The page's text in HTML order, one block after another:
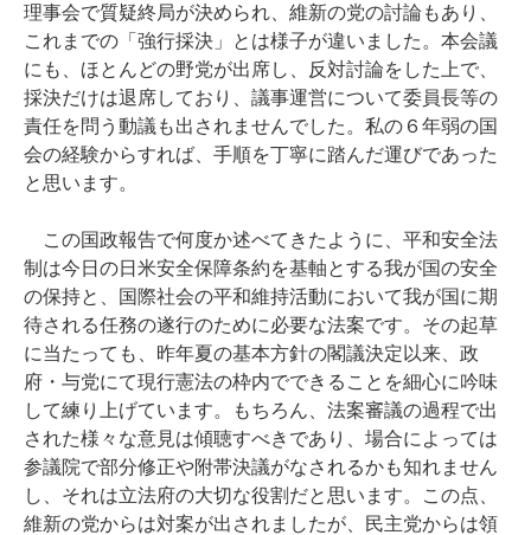
理事会で質疑終局が決められ、維新の党の討論もあり、
これまでの「強行採決」とは様子が違いました。本会議
にも、ほとんどの野党が出席し、反対討論をした上で、
採決だけは退席しており、議事運営について委員長等の
責任を問う動議も出されませんでした。私の６年弱の国
会の経験からすれば、手順を丁寧に踏んだ運びであった
と思います。
この国政報告で何度か述べてきたように、平和安全法
制は今日の日米安全保障条約を基軸とする我が国の安全
の保持と、国際社会の平和維持活動において我が国に期
待される任務の遂行のために必要な法案です。その起草
に当たっても、昨年夏の基本方針の閣議決定以来、政
府・与党にて現行憲法の枠内でできることを細心に吟味
して練り上げています。もちろん、法案審議の過程で出
された様々な意見は傾聴すべきであり、場合によっては
参議院で部分修正や附帯決議がなされるかも知れません
し、それは立法府の大切な役割だと思います。この点、
維新の党からは対案が出されましたが、民主党からは領